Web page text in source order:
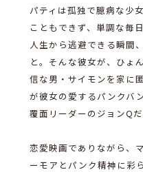
パティは孤独で臆病な少
こともできず、単調な毎
人生から逃避できる瞬間
と。そんな彼女が、ひょ
信な男・サイモンを家に
が彼女の愛するパンクバ
覆面リーダーのジョンQ
恋愛映画でありながら、
ーモアとパンク精神に彩